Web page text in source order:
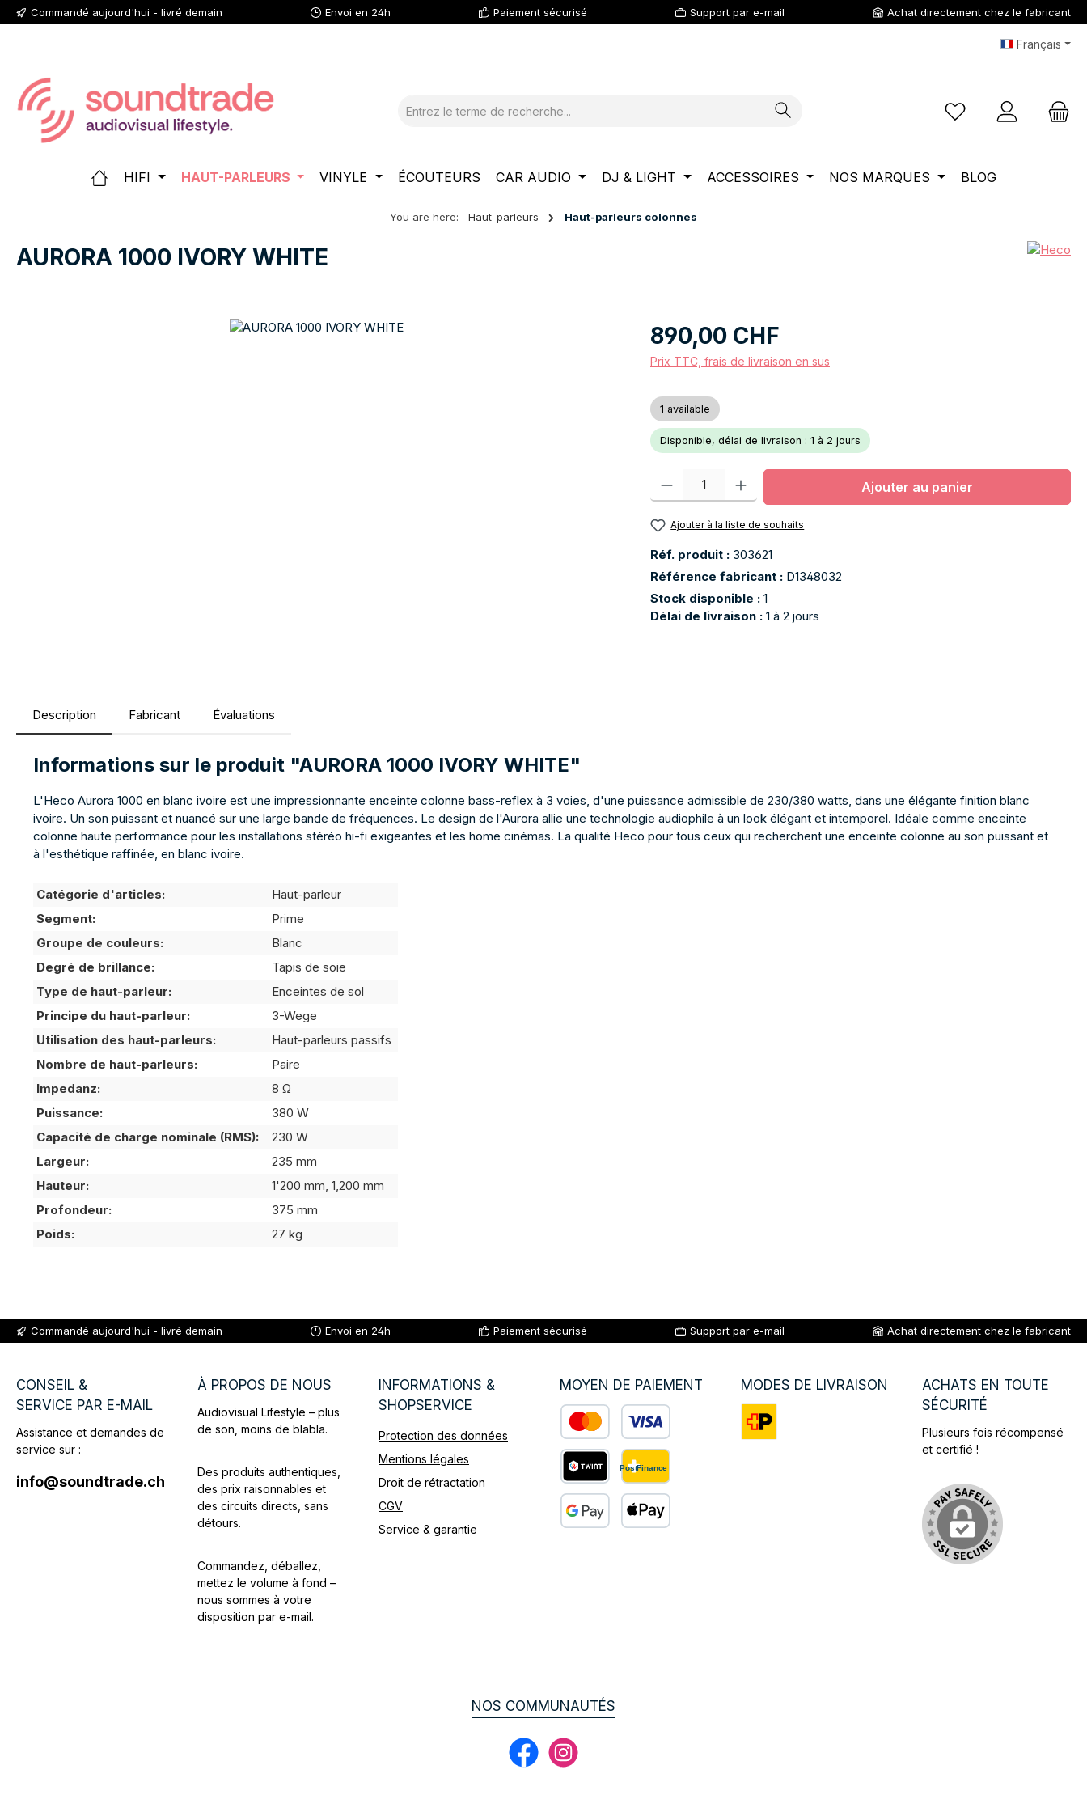
au contenu principal
Passer à la recherche
Passer à la navigation principale
Commandé aujourd'hui - livré demain Envoi en 24h Paiement sécurisé Support par e-mail Achat directement chez le fabricant
Français
Vous avez 0 articles
HIFI HAUT-PARLEURS VINYLE ÉCOUTEURS CAR AUDIO DJ & LIGHT ACCESSOIRES NOS MARQUES BLOG
You are here: Haut-parleurs Haut-parleurs colonnes
AURORA 1000 IVORY WHITE
Prix régulier :
890,00 CHF
Prix TTC, frais de livraison en sus
1 available
Disponible, délai de livraison : 1 à 2 jours
Quantité de produit : Entrez la quantité souhaitée ou utilisez les boutons pour
Ajouter au panier
Ajouter à la liste de souhaits
Réf. produit : 303621
Référence fabricant : D1348032
Stock disponible : 1
Délai de livraison : 1 à 2 jours
Description Fabricant Évaluations
Informations sur le produit "AURORA 1000 IVORY WHITE"
L'Heco Aurora 1000 en blanc ivoire est une impressionnante enceinte colonne bass-reflex à 3 voies, d'une puissance admissible de 230/380 watts, dans une élégante finition blanc
ivoire. Un son puissant et nuancé sur une large bande de fréquences. Le design de l'Aurora allie une technologie audiophile à un look élégant et intemporel. Idéale comme enceinte
colonne haute performance pour les installations stéréo hi-fi exigeantes et les home cinémas. La qualité Heco pour tous ceux qui recherchent une enceinte colonne au son puissant et
à l'esthétique raffinée, en blanc ivoire.
Catégorie d'articles:
Haut-parleur
Segment:
Prime
Groupe de couleurs:
Blanc
Degré de brillance:
Tapis de soie
Type de haut-parleur:
Enceintes de sol
Principe du haut-parleur:
3-Wege
Utilisation des haut-parleurs:
Haut-parleurs passifs
Nombre de haut-parleurs:
Paire
Impedanz:
8 Ω
Puissance:
380 W
Capacité de charge nominale (RMS):
230 W
Largeur:
235 mm
Hauteur:
1'200 mm, 1,200 mm
Profondeur:
375 mm
Poids:
27 kg
Commandé aujourd'hui - livré demain Envoi en 24h Paiement sécurisé Support par e-mail Achat directement chez le fabricant
CONSEIL &
SERVICE PAR E-MAIL
Assistance et demandes de
service sur :
info@soundtrade.ch
À PROPOS DE NOUS
Audiovisual Lifestyle – plus
de son, moins de blabla.
Des produits authentiques,
des prix raisonnables et
des circuits directs, sans
détours.
Commandez, déballez,
mettez le volume à fond –
nous sommes à votre
disposition par e-mail.
INFORMATIONS &
SHOPSERVICE
Protection des données
Mentions légales
Droit de rétractation
CGV
Service & garantie
MOYEN DE PAIEMENT
Custom image 1
Custom image 2
MODES DE LIVRAISON
ACHATS EN TOUTE
SÉCURITÉ
Plusieurs fois récompensé
et certifié !
NOS COMMUNAUTÉS
FacebookInstagram